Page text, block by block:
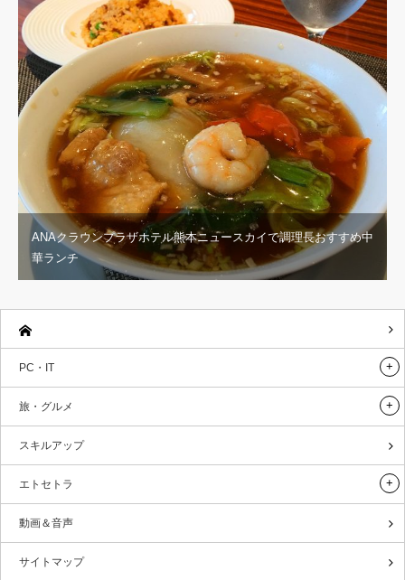
ANAクラウンプラザホテル熊本ニュースカイで調理長おすすめ中
華ランチ
PC・IT
旅・グルメ
スキルアップ
エトセトラ
動画＆音声
サイトマップ